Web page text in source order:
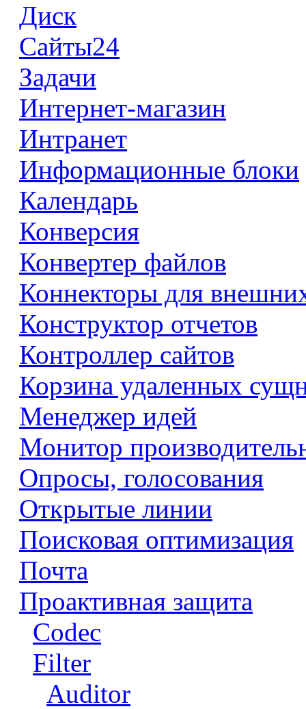
Диск
Сайты24
Задачи
Интернет-магазин
Интранет
Информационные блоки
Календарь
Конверсия
Конвертер файлов
Коннекторы для
Конструктор отчетов
Контроллер сайтов
Корзина удаленных
Менеджер идей
Монитор
Опросы, голосования
Открытые линии
Поисковая оптимизация
Почта
Проактивная защита
Codec
Filter
Auditor